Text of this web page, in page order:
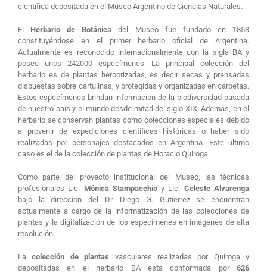
científica depositada en el Museo Argentino de Ciencias Naturales.
ElHerbario de Botánica del Museo fue fundado en 1853
constituyéndose en el primer herbario oficial de Argentina.
Actualmente es reconocido internacionalmente con la sigla BA y
posee unos 242000 especímenes. La principal colección del
herbario es de plantas herborizadas, es decir secas y prensadas
dispuestas sobre cartulinas, y protegidas y organizadas en carpetas.
Estos especímenes brindan información de la biodiversidad pasada
de nuestro país y el mundo desde mitad del siglo XIX. Además, en el
herbario se conservan plantas como colecciones especiales debido
a provenir de expediciones científicas históricas o haber sido
realizadas por personajes destacados en Argentina. Este último
caso es el de la colección de plantas de Horacio Quiroga.
Como parte del proyecto institucional del Museo, las técnicas
profesionales Lic. Mónica Stampacchioy Lic. Celeste Alvarenga
bajo la dirección del Dr. Diego G. Gutiérrez se encuentran
actualmente a cargo de la informatización de las colecciones de
plantas y la digitalización de los especímenes en imágenes de alta
resolución.
Lacolección de plantas vasculares realizadas por Quiroga y
depositadas en el herbario BA esta conformada por 626